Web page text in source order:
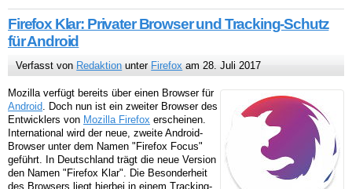
Firefox Klar: Privater Browser und Tracking-Schutz
für Android
Verfasst von Redaktion unter Firefox am 28. Juli 2017
Mozilla verfügt bereits über einen Browser für
Android . Doch nun ist ein zweiter Browser des
Entwicklers von Mozilla Firefox erscheinen.
International wird der neue, zweite Android-
Browser unter dem Namen "Firefox Focus"
geführt. In Deutschland trägt die neue Version
den Namen "Firefox Klar". Die Besonderheit
des Browsers liegt hierbei in einem Tracking-